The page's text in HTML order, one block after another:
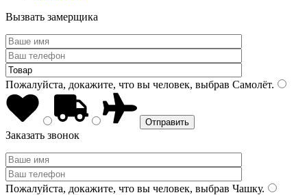
Вызвать замерщика
Пожалуйста, докажите, что вы человек, выбрав Самолёт.
Заказать звонок
Пожалуйста, докажите, что вы человек, выбрав Чашку.